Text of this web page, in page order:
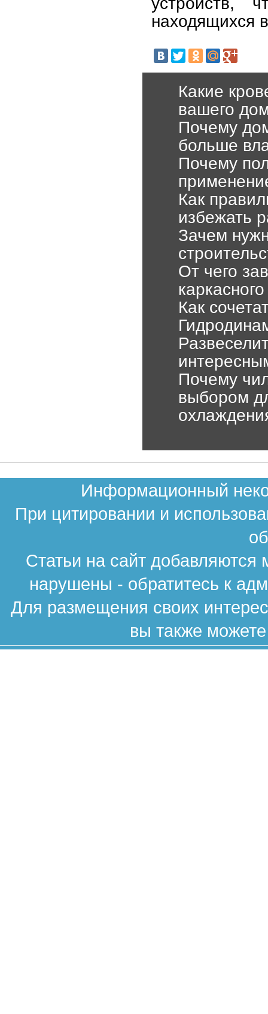
находящихся
Какие
вашего
Почему
больше
Почему
Как
избежать
Зачем
От чего
Как
Почему
выбором
Информационный
При цитировании и
Статьи на сайт
нарушены - обратитесь к
Для размещения своих
вы также